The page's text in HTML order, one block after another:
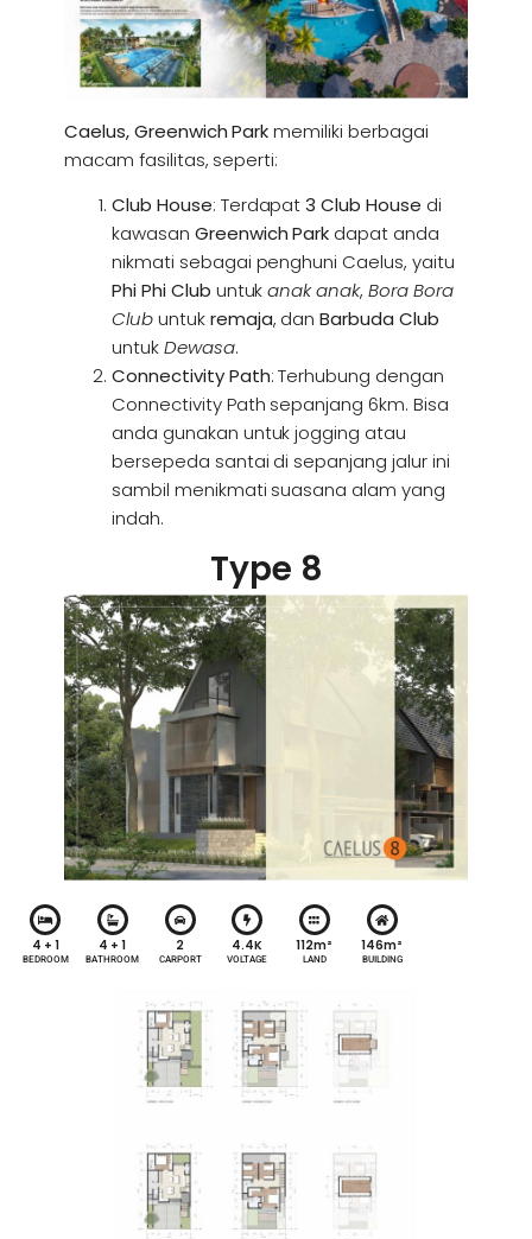
Caelus, Greenwich Parkmemiliki berbagai
macam fasilitas, seperti:
Club House: Terdapat3 Club House di
kawasan Greenwich Park dapat anda
nikmati sebagai penghuni Caelus, yaitu
Phi Phi Club untukanak anak,Bora Bora
Clubuntukremaja, danBarbuda Club
untukDewasa.
Connectivity Path: Terhubung dengan
Connectivity Path sepanjang 6km. Bisa
anda gunakan untuk jogging atau
bersepeda santai di sepanjang jalur ini
sambil menikmati suasana alam yang
indah.
Type 8
4 + 1
BEDROOM
4 + 1
BATHROOM
2
CARPORT
4.4K
VOLTAGE
112m²
LAND
146m²
BUILDING